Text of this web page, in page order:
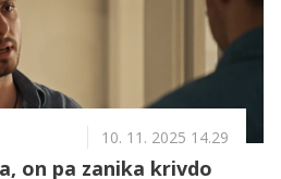
10. 11. 2025 14.29
on pa zanika krivdo